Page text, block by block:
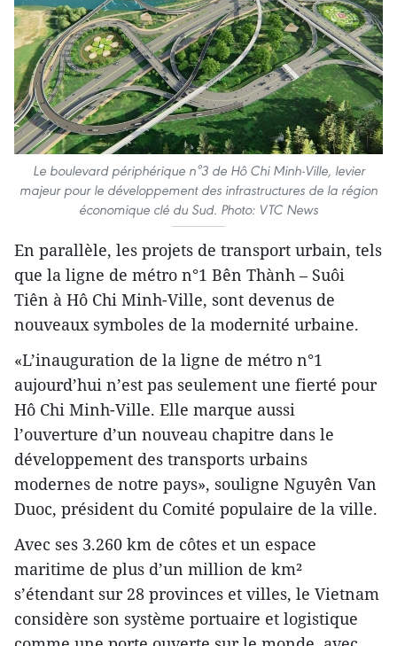
Le boulevard périphérique n°3 de Hô Chi Minh-Ville, levier
majeur pour le développement des infrastructures de la région
économique clé du Sud. Photo: VTC News
En parallèle, les projets de transport urbain, tels
que la ligne de métro n°1 Bên Thành – Suôi
Tiên à Hô Chi Minh-Ville, sont devenus de
nouveaux symboles de la modernité urbaine.
«L’inauguration de la ligne de métro n°1
aujourd’hui n’est pas seulement une fierté pour
Hô Chi Minh-Ville. Elle marque aussi
l’ouverture d’un nouveau chapitre dans le
développement des transports urbains
modernes de notre pays», souligne Nguyên Van
Duoc, président du Comité populaire de la ville.
Avec ses 3.260 km de côtes et un espace
maritime de plus d’un million de km²
s’étendant sur 28 provinces et villes, le Vietnam
considère son système portuaire et logistique